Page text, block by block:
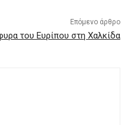
Επόμενο άρθρο
του Ευρίπου στη Χαλκίδα